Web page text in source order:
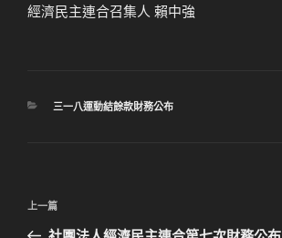
經濟民主連合召集人 賴中強
分
三一八運動結餘款財務公布
文
上
一
上一篇